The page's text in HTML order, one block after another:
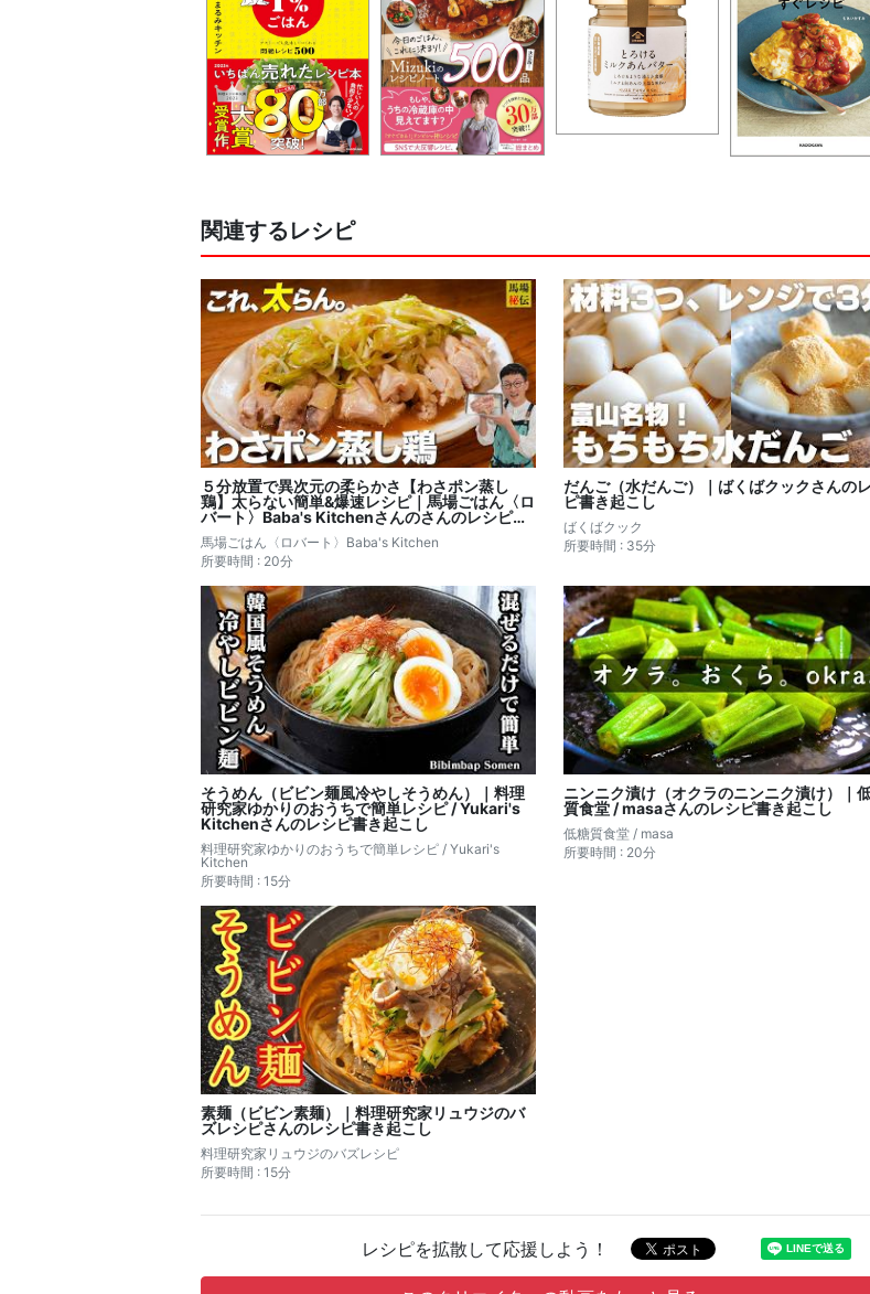
関連するレシピ
５分放置で異次元の柔らかさ【わさポン蒸し
鶏】太らない簡単&爆速レシピ｜馬場ごはん〈ロ
バート〉Baba's Kitchenさんのさんのレシピ書
き起こし
馬場ごはん〈ロバート〉Baba's Kitchen
所要時間 : 20分
だんご（水だんご）｜ばくばクックさんの
ピ書き起こし
ばくばクック
所要時間 : 35分
そうめん（ビビン麺風冷やしそうめん）｜料理
研究家ゆかりのおうちで簡単レシピ / Yukari's
Kitchenさんのレシピ書き起こし
料理研究家ゆかりのおうちで簡単レシピ / Yukari's
Kitchen
所要時間 : 15分
ニンニク漬け（オクラのニンニク漬け）｜
質食堂 / masaさんのレシピ書き起こし
低糖質食堂 / masa
所要時間 : 20分
素麺（ビビン素麺）｜料理研究家リュウジのバ
ズレシピさんのレシピ書き起こし
料理研究家リュウジのバズレシピ
所要時間 : 15分
レシピを拡散して応援しよう！